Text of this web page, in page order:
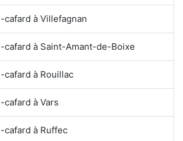
cafard à Villefagnan
cafard à Saint-Amant-de-Boixe
cafard à Rouillac
à Vars
cafard à Ruffec